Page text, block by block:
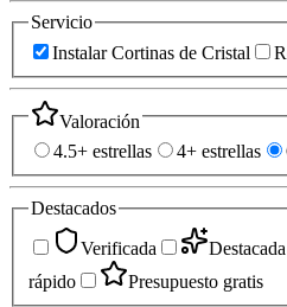
Servicio
Instalar Cortinas de Cristal
Valoración
4.5+ estrellas
4+ estrellas
Destacados
Verificada
Destacada
rápido
Presupuesto gratis